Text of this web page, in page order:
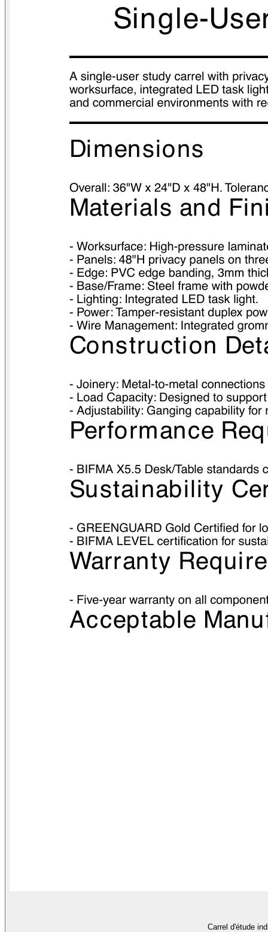
Carrel d'étude